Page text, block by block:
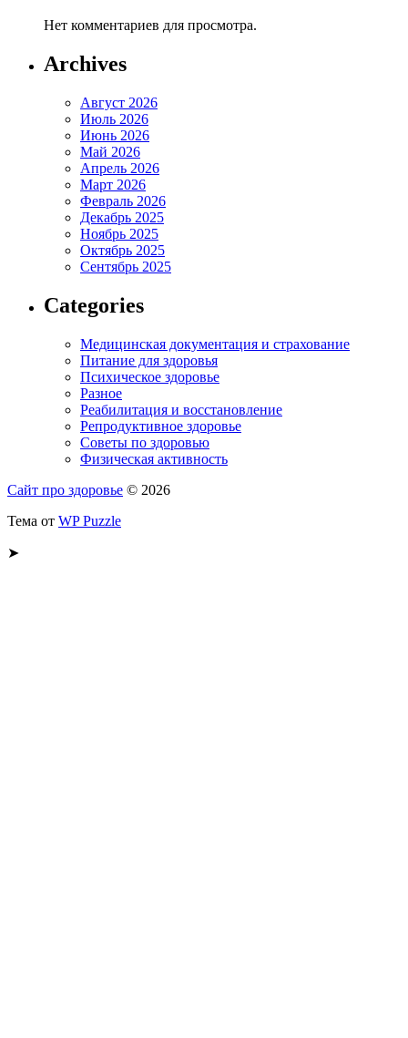
Нет комментариев для просмотра.
Archives
Август 2026
Июль 2026
Июнь 2026
Май 2026
Апрель 2026
Март 2026
Февраль 2026
Декабрь 2025
Ноябрь 2025
Октябрь 2025
Сентябрь 2025
Categories
Медицинская документация и страхование
Питание для здоровья
Психическое здоровье
Разное
Реабилитация и восстановление
Репродуктивное здоровье
Советы по здоровью
Физическая активность
Сайт про здоровье © 2026
Тема от WP Puzzle
➤